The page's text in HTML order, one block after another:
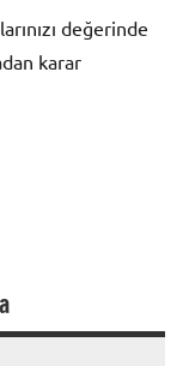
değerinde
karar